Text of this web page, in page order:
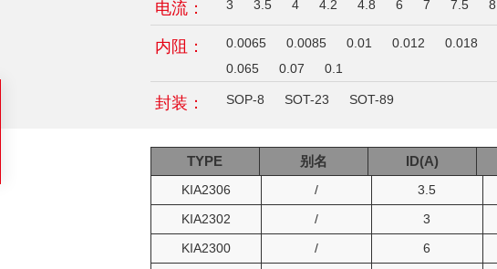
电流： 3 3.5 4 4.2 4.8 6 7 7.5 8
内阻： 0.0065 0.0085 0.01 0.012 0.018
0.065
0.07 0.1
封装： SOP-8 SOT-23 SOT-89
TYPE 别名 ID(A)
KIA2306 / 3.5
KIA2302
/ 3
KIA2300
/ 6